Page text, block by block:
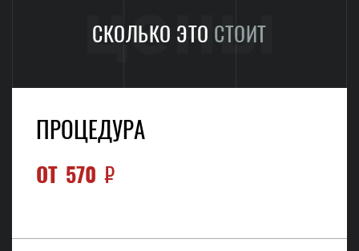
СКОЛЬКО ЭТО СТОИТ
цены
ПРОЦЕДУРА
ОТ 570 ₽